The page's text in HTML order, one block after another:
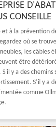
CONSEILLE
et à la prévention
où se
les câbles
être
y a des chemins
S’il y a
comme